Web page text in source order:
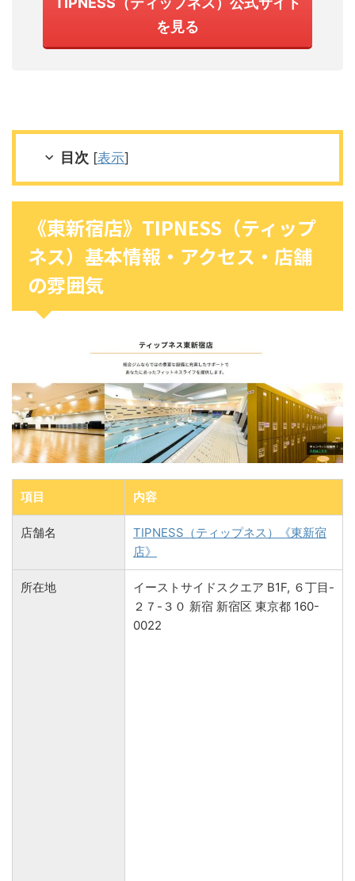
を見る
目次 [表示]
《東新宿店》TIPNESS（ティップ
ネス）基本情報・アクセス・店舗
の雰囲気
項目 内容
店舗名
TIPNESS（ティップネス）《東新宿
店》
所在地
イーストサイドスクエア B1F, ６丁目-
２７-３０ 新宿 新宿区 東京都 160-
0022